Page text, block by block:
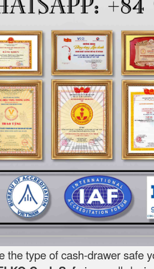
the type of cash-drawer safe